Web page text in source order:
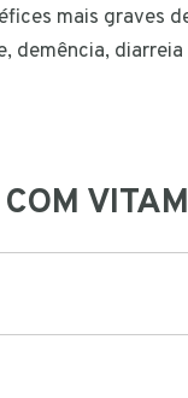
mais graves
demência, diarreia